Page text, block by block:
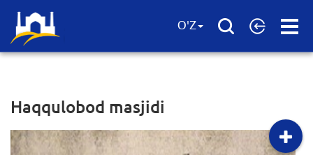
Open
O'Z
Haqqulobod masjidi